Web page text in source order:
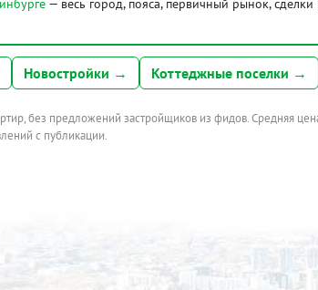
— весь город, пояса, первичный рынок,
Новостройки → Коттеджные поселки →
без предложений застройщиков из фидов. Средняя
с публикации.